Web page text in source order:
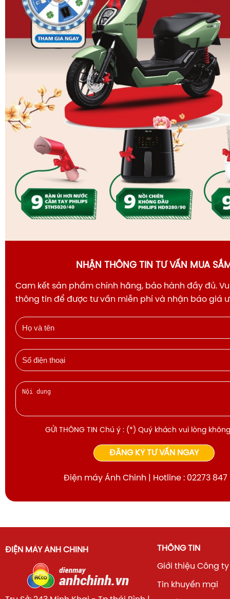
NHẬN THÔNG TIN TƯ VẤN MUA
Cam kết sản phẩm chính hãng, bảo hành đầy đủ.
thông tin để được tư vấn miễn phí và nhận báo giá
GỬI THÔNG TIN Chú ý : (*) Quý khách vui lòng
ĐĂNG KÝ TƯ VẤN NGAY
Điện máy Ánh Chinh | Hotline : 02273 847
ĐIỆN MÁY ÁNH CHINH THÔNG TIN
Giới thiệu Công ty
Tin khuyến mại